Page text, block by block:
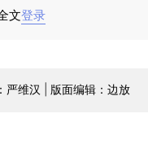
理好了统计局制造
端“警报”暂解？
债与投资端双双
文登录
严维汉 | 版面编辑：边放